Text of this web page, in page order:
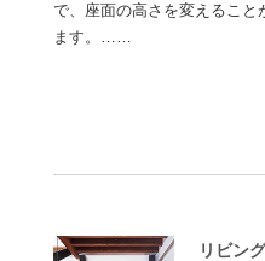
で、座面の高さを変えること
ます。……
リビン